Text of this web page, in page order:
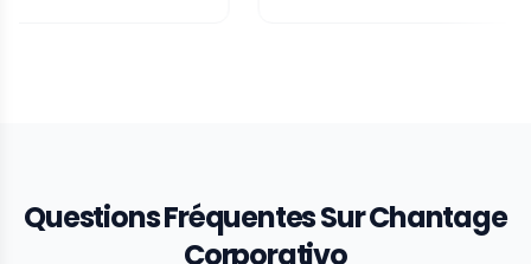
Questions Fréquentes Sur Chantage
Corporativo